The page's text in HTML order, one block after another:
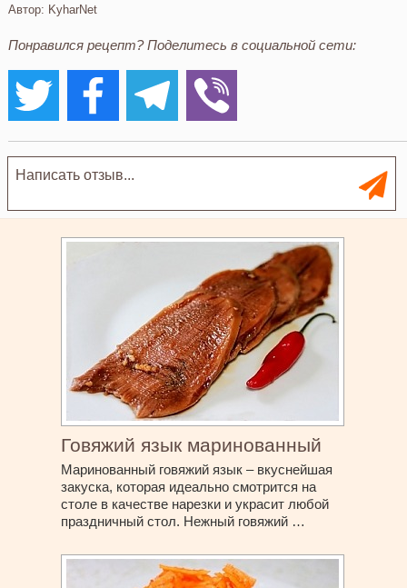
Автор: KyharNet
Понравился рецепт? Поделитесь в социальной сети:
Говяжий язык маринованный
Маринованный говяжий язык – вкуснейшая
закуска, которая идеально смотрится на
столе в качестве нарезки и украсит любой
праздничный стол. Нежный говяжий …